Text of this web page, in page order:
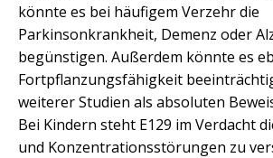
könnte es bei häufigem Verzehr die
Parkinsonkrankheit, Demenz oder
begünstigen. Außerdem könnte es
Fortpflanzungsfähigkeit
weiterer Studien als absoluten
Bei Kindern steht E129 im Verdacht
und Konzentrationsstörungen zu